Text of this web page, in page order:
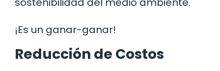
¡Es un ganar-ganar!
Reducción de Costos